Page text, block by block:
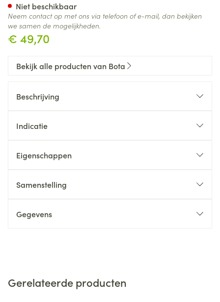
€ 49,70
Niet beschikbaar
Neem contact op met ons via telefoon of e-mail, dan bekijken
we samen de mogelijkheden.
Bekijk alle producten van Bota
Beschrijving
Indicatie
Eigenschappen
Samenstelling
Gegevens
Gerelateerde producten